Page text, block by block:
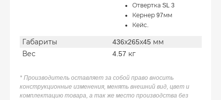
Отвертка SL 3
Кернер 97мм
Кейс.
Габариты
436х265х45 мм
Вес
4.57 кг
* Производитель оставляет за собой право вносить
конструкционные изменения, менять внешний вид, цвет и
комплектацию товара, а так же место производства без